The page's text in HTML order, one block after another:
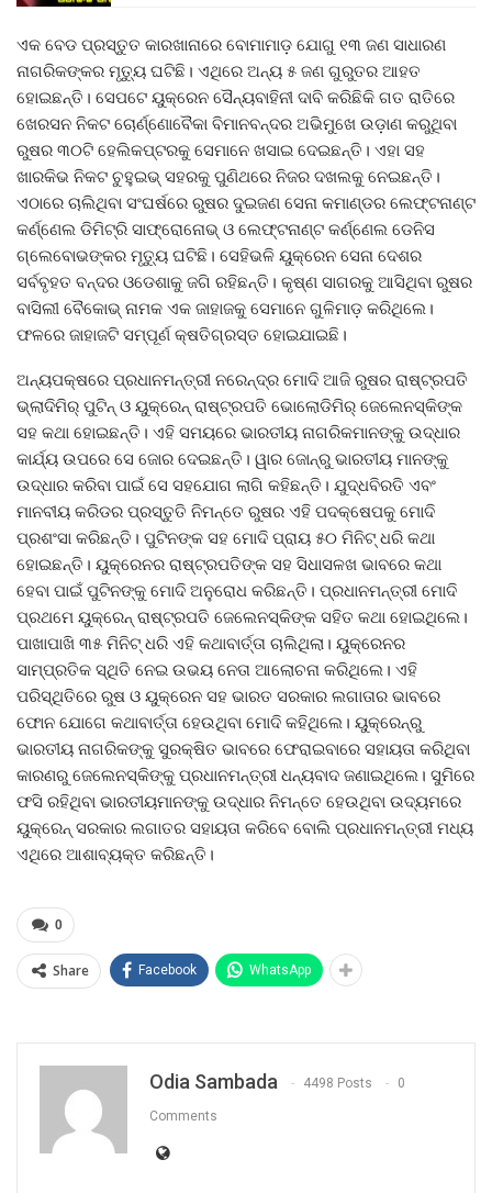
ଏକ ବେଡ ପ୍ରସ୍ତୁତ କାରଖାନାରେ ବୋମାମାଡ଼ ଯୋଗୁ ୧୩ ଜଣ ସାଧାରଣ
ନାଗରିକଙ୍କର ମୃତ୍ୟୁ ଘଟିଛି। ଏଥିରେ ଅନ୍ୟ ୫ ଜଣ ଗୁରୁତର ଆହତ
ହୋଇଛନ୍ତି। ସେପଟେ ୟୁକ୍ରେନ ସୈନ୍ୟବାହିନୀ ଦାବି କରିଛିକି ଗତ ରାତିରେ
ଖେରସନ ନିକଟ ଚୋର୍ଣ୍ଣୋବୈକା ବିମାନବନ୍ଦର ଅଭିମୁଖେ ଉଡ଼ାଣ କରୁଥିବା
ରୁଷର ୩୦ଟି ହେଲିକପ୍ଟରକୁ ସେମାନେ ଖସାଇ ଦେଇଛନ୍ତି। ଏହା ସହ
ଖାରକିଭ ନିକଟ ଚୁହୁଇଭ୍‌ ସହରକୁ ପୁଣିଥରେ ନିଜର ଦଖଲକୁ ନେଇଛନ୍ତି।
ଏଠାରେ ଚାଲିଥିବା ସଂଘର୍ଷରେ ରୁଷର ଦୁଇଜଣ ସେନା କମାଣ୍ଡର ଲେଫ୍ଟନାଣ୍ଟ
କର୍ଣ୍ଣେଲ ଡିମିଟ୍ରି ସାଫ୍ରୋନୋଭ୍‌ ଓ ଲେଫ୍ଟନାଣ୍ଟ କର୍ଣ୍ଣେଲ ଡେନିସ
ଗ୍ଲେବୋଭଙ୍କର ମୃତ୍ୟୁ ଘଟିଛି। ସେହିଭଳି ୟୁକ୍ରେନ ସେନା ଦେଶର
ସର୍ବବୃହତ ବନ୍ଦର ଓଡେଶାକୁ ଜଗି ରହିଛନ୍ତି। କୃଷ୍ଣ ସାଗରକୁ ଆସିଥିବା ରୁଷର
ବାସିଲୀ ବୈକୋଭ୍‌ ନାମକ ଏକ ଜାହାଜକୁ ସେମାନେ ଗୁଳିମାଡ଼ କରିଥିଲେ।
ଫଳରେ ଜାହାଜଟି ସମ୍ପୂର୍ଣ କ୍ଷତିଗ୍ରସ୍ତ ହୋଇଯାଇଛି।
ଅନ୍ୟପକ୍ଷରେ ପ୍ରଧାନମନ୍ତ୍ରୀ ନରେନ୍ଦ୍ର ମୋଦି ଆଜି ରୁଷର ରାଷ୍ଟ୍ରପତି
ଭ୍ଲାଦିମିର୍‌ ପୁଟିନ୍‌ ଓ ୟୁକ୍ରେନ୍‌ ରାଷ୍ଟ୍ରପତି ଭୋଲୋଡିମିର୍‌ ଜେଲେନସ୍କିଙ୍କ
ସହ କଥା ହୋଇଛନ୍ତି। ଏହି ସମୟରେ ଭାରତୀୟ ନାଗରିକମାନଙ୍କୁ ଉଦ୍ଧାର
କାର୍ଯ୍ୟ ଉପରେ ସେ ଜୋର ଦେଇଛନ୍ତି। ୱାର ଜୋନ୍‌ରୁ ଭାରତୀୟ ମାନଙ୍କୁ
ଉଦ୍ଧାର କରିବା ପାଇଁ ସେ ସହଯୋଗ ଲାଗି କହିଛନ୍ତି। ଯୁଦ୍ଧବିରତି ଏବଂ
ମାନବୀୟ କରିଡର ପ୍ରସ୍ତୁତି ନିମନ୍ତେ ରୁଷର ଏହି ପଦକ୍ଷେପକୁ ମୋଦି
ପ୍ରଶଂସା କରିଛନ୍ତି। ପୁଟିନଙ୍କ ସହ ମୋଦି ପ୍ରାୟ ୫୦ ମିନିଟ୍‌ ଧରି କଥା
ହୋଇଛନ୍ତି। ୟୁକ୍ରେନର ରାଷ୍ଟ୍ରପତିଙ୍କ ସହ ସିଧାସଳଖ ଭାବରେ କଥା
ହେବା ପାଇଁ ପୁଟିନଙ୍କୁ ମୋଦି ଅନୁରୋଧ କରିଛନ୍ତି। ପ୍ରଧାନମନ୍ତ୍ରୀ ମୋଦି
ପ୍ରଥମେ ୟୁକ୍ରେନ୍‌ ରାଷ୍ଟ୍ରପତି ଜେଲେନସ୍କିଙ୍କ ସହିତ କଥା ହୋଇଥିଲେ।
ପାଖାପାଖି ୩୫ ମିନିଟ୍‌ ଧରି ଏହି କଥାବାର୍ତ୍ତା ଚାଲିଥିଲା। ୟୁକ୍ରେନର
ସାମ୍ପ୍ରତିକ ସ୍ଥିତି ନେଇ ଉଭୟ ନେତା ଆଲୋଚନା କରିଥିଲେ। ଏହି
ପରିସ୍ଥିତିରେ ରୁଷ ଓ ୟୁକ୍ରେନ ସହ ଭାରତ ସରକାର ଲଗାତାର ଭାବରେ
ଫୋନ ଯୋଗେ କଥାବାର୍ତ୍ତା ହେଉଥିବା ମୋଦି କହିଥିଲେ। ୟୁକ୍ରେନ୍‌ରୁ
ଭାରତୀୟ ନାଗରିକଙ୍କୁ ସୁରକ୍ଷିତ ଭାବରେ ଫେରାଇବାରେ ସହାୟତା କରିଥିବା
କାରଣରୁ ଜେଲେନସ୍କିଙ୍କୁ ପ୍ରଧାନମନ୍ତ୍ରୀ ଧନ୍ୟବାଦ ଜଣାଇଥିଲେ। ସୁମିରେ
ଫସି ରହିଥିବା ଭାରତୀୟମାନଙ୍କୁ ଉଦ୍ଧାର ନିମନ୍ତେ ହେଉଥିବା ଉଦ୍ୟମରେ
ୟୁକ୍ରେନ୍‌ ସରକାର ଲଗାତର ସହାୟତା କରିବେ ବୋଲି ପ୍ରଧାନମନ୍ତ୍ରୀ ମଧ୍ୟ
ଏଥିରେ ଆଶାବ୍ୟକ୍ତ କରିଛନ୍ତି।
0
Share Facebook WhatsApp
Odia Sambada 4498 Posts 0
Comments